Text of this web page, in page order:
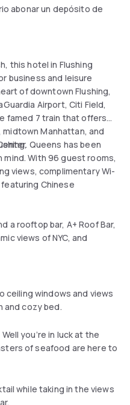
abonar un depósito de
this hotel in Flushing
business and leisure
of downtown Flushing,
Airport, Citi Field,
famed 7 train that offers
Manhattan, and
Queens has been
With 96 guest rooms,
views, complimentary Wi-
Chinese
a rooftop bar, A+ Roof Bar,
views of NYC, and
ceiling windows and views
and cozy bed.
you’re in luck at the
of seafood are here to
while taking in the views